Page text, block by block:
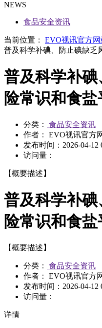
NEWS
食品安全资讯
当前位置： EVO视讯官方网
普及科学补碘、防止碘缺乏
普及科学补
险常识和食
分类：
食品安全资讯
作者： EVO视讯官方
发布时间： 2026-04-12
访问量：
【概要描述】
普及科学补
险常识和食
【概要描述】
分类：
食品安全资讯
作者： EVO视讯官方
发布时间： 2026-04-12
访问量：
详情